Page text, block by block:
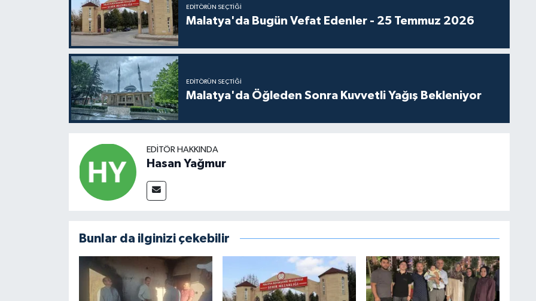
EDITÖRÜN SEÇTIĞI
Malatya'da Bugün Vefat Edenler - 25 Temmuz 2026
EDITÖRÜN SEÇTIĞI
Malatya'da Öğleden Sonra Kuvvetli Yağış Bekleniyor
EDITÖR HAKKINDA
Hasan Yağmur
Bunlar da ilginizi çekebilir